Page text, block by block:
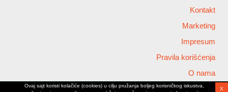
Kontakt
Marketing
Impresum
Pravila korišćenja
O nama
Ovaj sajt koristi kolačiće (cookies) u cilju pružanja boljeg korisničkog iskustva,
X